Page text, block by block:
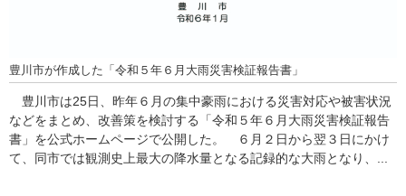
豊川市が作成した「令和５年６月大雨災害検証報告書」
豊川市は25日、昨年６月の集中豪雨における災害対応や被害状況
などをまとめ、改善策を検討する「令和５年６月大雨災害検証報告
書」を公式ホームページで公開した。 ６月２日から翌３日にかけ
て、同市では観測史上最大の降水量となる記録的な大雨となり、...